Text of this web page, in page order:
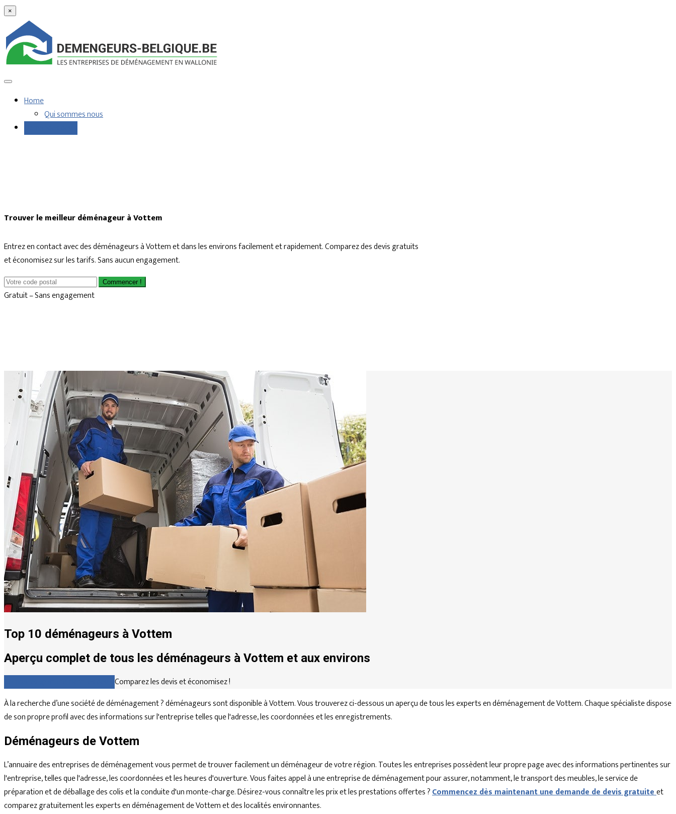
×
Home
Qui sommes nous
Trouver le meilleur déménageur à Vottem
Entrez en contact avec des déménageurs à Vottem et dans les environs facilement et rapidement. Comparez des devis gratuits
et économisez sur les tarifs. Sans aucun engagement.
Commencer !
Gratuit – Sans engagement
Top 10 déménageurs à Vottem
Aperçu complet de tous les déménageurs à Vottem et aux environs
Comparez les devis et économisez !
À la recherche d’une société de déménagement ? déménageurs sont disponible à Vottem. Vous trouverez ci-dessous un aperçu de tous les experts en déménagement de Vottem. Chaque spécialiste dispose
de son propre profil avec des informations sur l'entreprise telles que l'adresse, les coordonnées et les enregistrements.
Déménageurs de Vottem
L’annuaire des entreprises de déménagement vous permet de trouver facilement un déménageur de votre région. Toutes les entreprises possèdent leur propre page avec des informations pertinentes sur
l'entreprise, telles que l'adresse, les coordonnées et les heures d'ouverture. Vous faites appel à une entreprise de déménagement pour assurer, notamment, le transport des meubles, le service de
préparation et de déballage des colis et la conduite d'un monte-charge. Désirez-vous connaître les prix et les prestations offertes ?Commencez dès maintenant une demande de devis gratuiteet
comparez gratuitement les experts en déménagement de Vottem et des localités environnantes.